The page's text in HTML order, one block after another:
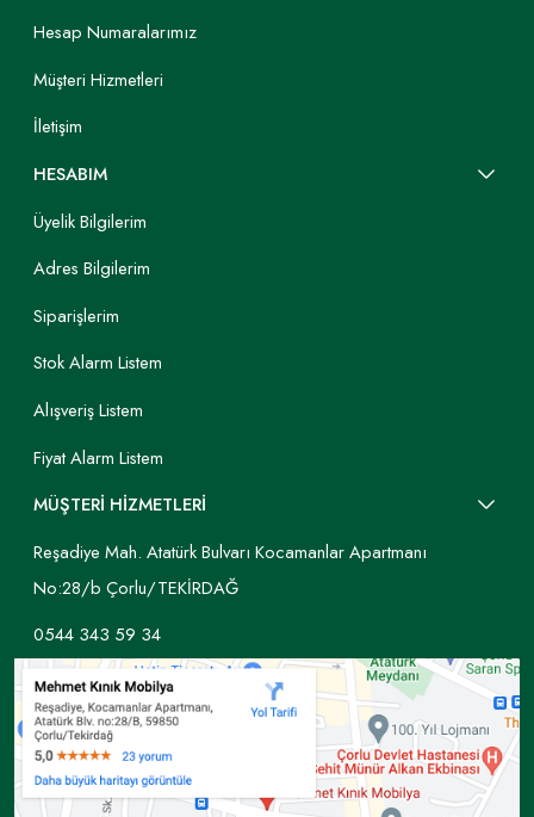
Hesap Numaralarımız
Müşteri Hizmetleri
İletişim
HESABIM
Üyelik Bilgilerim
Adres Bilgilerim
Siparişlerim
Stok Alarm Listem
Alışveriş Listem
Fiyat Alarm Listem
MÜŞTERİ HİZMETLERİ
Reşadiye Mah. Atatürk Bulvarı Kocamanlar Apartmanı
No:28/b Çorlu/TEKİRDAĞ
0544 343 59 34